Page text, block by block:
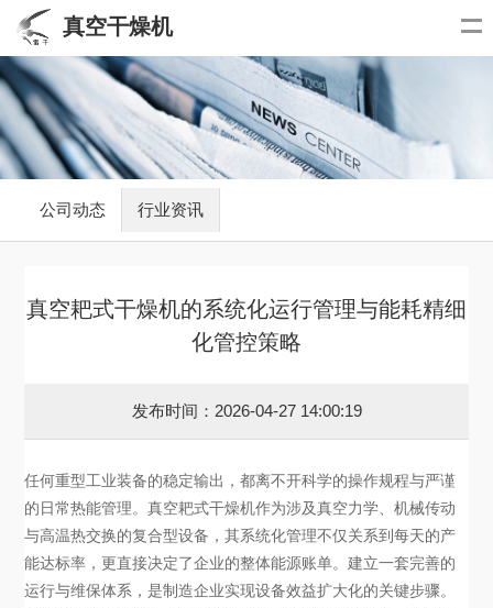
真空干燥机
公司动态 行业资讯
真空耙式干燥机的系统化运行管理与能耗精细
化管控策略
发布时间：2026-04-27 14:00:19
任何重型工业装备的稳定输出，都离不开科学的操作规程与严谨
的日常热能管理。真空耙式干燥机作为涉及真空力学、机械传动
与高温热交换的复合型设备，其系统化管理不仅关系到每天的产
能达标率，更直接决定了企业的整体能源账单。建立一套完善的
运行与维保体系，是制造企业实现设备效益扩大化的关键步骤。